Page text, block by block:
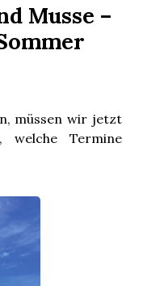
Musse –
müssen wir jetzt
welche Termine